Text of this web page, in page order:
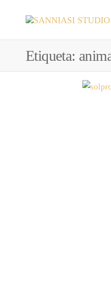
Etiqueta: